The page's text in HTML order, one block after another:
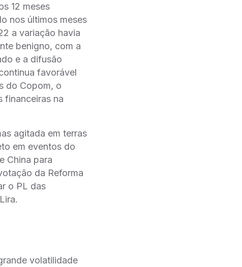
12 meses
nos últimos meses
a variação havia
benigno, com a
e a difusão
favorável
do Copom, o
financeiras na
agitada em terras
em eventos do
China para
da Reforma
o PL das
volatilidade